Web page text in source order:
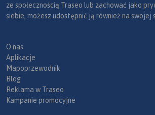
ze społecznością Traseo lub zachować jako
siebie, możesz udostępnić ją również na swojej
O nas
Aplikacje
Mapoprzewodnik
Blog
Reklama w Traseo
Kampanie promocyjne